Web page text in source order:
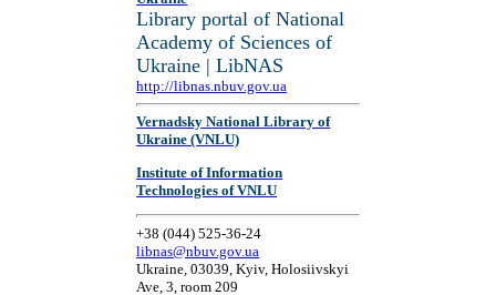
Library portal of National
Academy of Sciences of
Ukraine | LibNAS
http://libnas.nbuv.gov.ua
Vernadsky National Library of
Ukraine (VNLU)
Institute of Information
Technologies of VNLU
+38 (044) 525-36-24
libnas@nbuv.gov.ua
Ukraine, 03039, Kyiv, Holosiivskyi
Ave, 3, room 209